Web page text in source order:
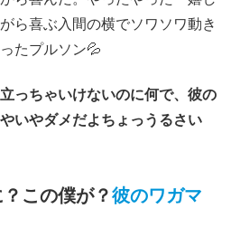
ら喜ぶ入間の横でソワソワ動き
たプルソン💦
っちゃいけないのに何で、彼の
いやダメだよちょっうるさい
この僕が？彼のワガマ